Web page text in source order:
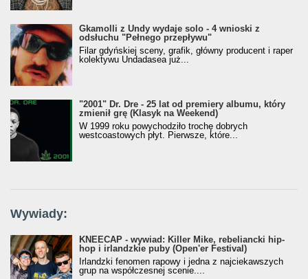
Gkamolli z Undy wydaje solo - 4 wnioski z
odsłuchu "Pełnego przepływu"
Filar gdyńskiej sceny, grafik, główny producent i raper
kolektywu Undadasea już...
"2001" Dr. Dre - 25 lat od premiery albumu, który
zmienił grę (Klasyk na Weekend)
W 1999 roku powychodziło trochę dobrych
westcoastowych płyt. Pierwsze, które...
Wywiady:
KNEECAP - wywiad: Killer Mike, rebeliancki hip-
hop i irlandzkie puby (Open'er Festival)
Irlandzki fenomen rapowy i jedna z najciekawszych
grup na współczesnej scenie....